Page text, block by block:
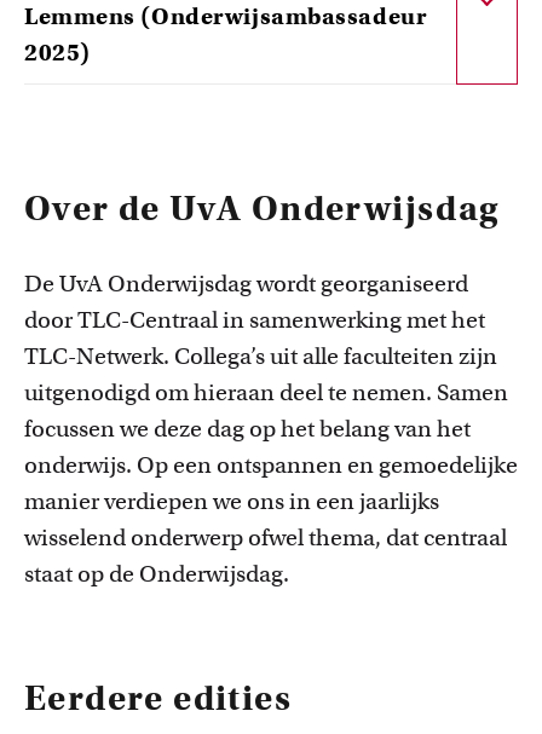
Lemmens (Onderwijsambassadeur
2025)
Over de UvA Onderwijsdag
De UvA Onderwijsdag wordt georganiseerd
door TLC-Centraal in samenwerking met het
TLC-Netwerk. Collega’s uit alle faculteiten zijn
uitgenodigd om hieraan deel te nemen. Samen
focussen we deze dag op het belang van het
onderwijs. Op een ontspannen en gemoedelijke
manier verdiepen we ons in een jaarlijks
wisselend onderwerp ofwel thema, dat centraal
staat op de Onderwijsdag.
Eerdere edities